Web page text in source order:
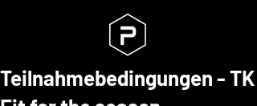
Teilnahmebedingungen - TK